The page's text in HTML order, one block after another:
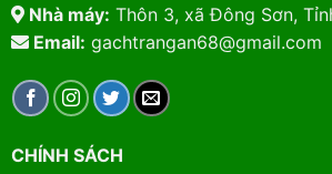
Nhà máy: Thôn 3, xã Đông Sơn,
Email: gachtrangan68@gmail.com
CHÍNH SÁCH